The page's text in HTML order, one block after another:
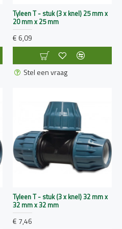
Tyleen T - stuk (3 x knel) 25 mm x
20 mm x 25 mm
€ 6,09
Stel een vraag
Tyleen T - stuk (3 x knel) 32 mm x
32 mm x 32 mm
€ 7,46